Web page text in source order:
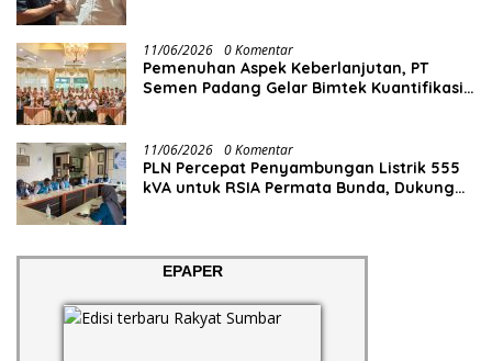
11/06/2026 0 Komentar
Pemenuhan Aspek Keberlanjutan, PT
Semen Padang Gelar Bimtek Kuantifikasi
11/06/2026 0 Komentar
PLN Percepat Penyambungan Listrik 555
kVA untuk RSIA Permata Bunda, Dukung
EPAPER